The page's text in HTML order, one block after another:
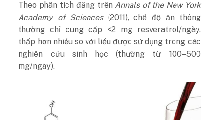
Theo phân tích đăng trên Annals of the New York
Academy of Sciences(2011), chế độ ăn thông
thường chỉ cung cấp <2 mg resveratrol/ngày,
thấp hơn nhiều so với liều được sử dụng trong các
nghiên cứu sinh học (thường từ 100–500
mg/ngày).